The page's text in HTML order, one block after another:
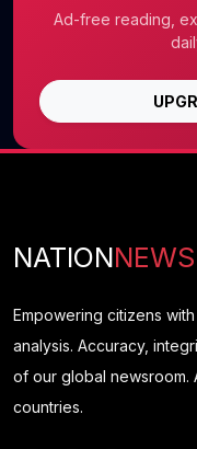
Ad-free reading,
NATIONNEWS
Empowering citizens
analysis. Accuracy,
of our global newsroom.
countries.